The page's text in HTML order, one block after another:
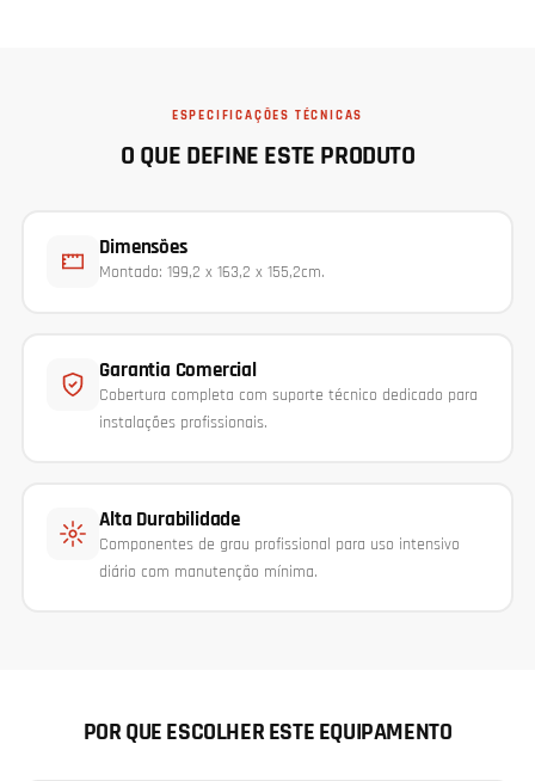
ESPECIFICAÇÕES TÉCNICAS
O QUE DEFINE ESTE PRODUTO
Dimensões
Montado: 199,2 x 163,2 x 155,2cm.
Garantia Comercial
Cobertura completa com suporte técnico dedicado para
instalações profissionais.
Alta Durabilidade
Componentes de grau profissional para uso intensivo
diário com manutenção mínima.
POR QUE ESCOLHER ESTE EQUIPAMENTO